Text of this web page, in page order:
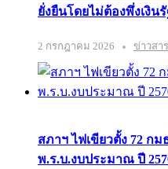
ยั่งยืนโดยไม่ต้องพึ่งเงิน
2 กรกฎาคม 2026 ข่าวสา
สภาฯ ไฟเขียวตั้ง 72 ก
พ.ร.บ.งบประมาณ ปี